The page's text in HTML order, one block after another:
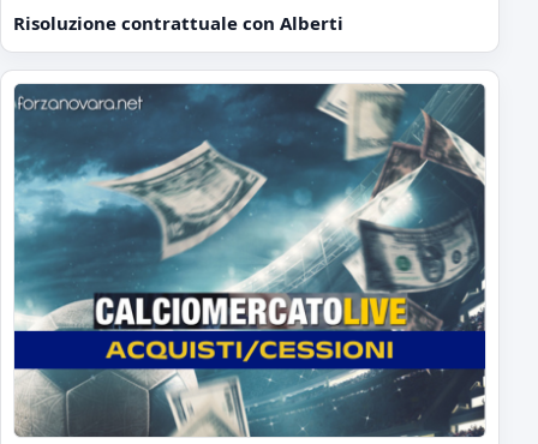
Risoluzione contrattuale con Alberti